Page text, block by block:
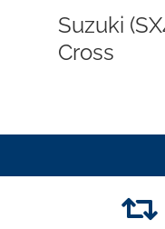
Suzuki
Cross